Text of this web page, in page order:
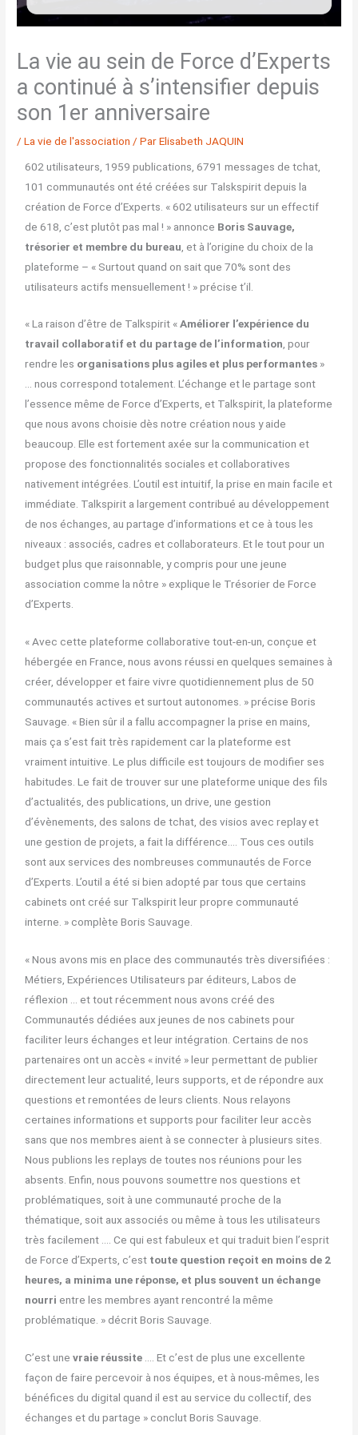
La vie au sein de Force d’Experts
a continué à s’intensifier depuis
son 1er anniversaire
/La vie de l'association / ParElisabeth JAQUIN
602 utilisateurs, 1959 publications, 6791 messages de tchat,
101 communautés ont été créées sur Talskspirit depuis la
création de Force d’Experts. « 602 utilisateurs sur un effectif
de 618, c’est plutôt pas mal ! » annonce Boris Sauvage,
trésorier et membre du bureau , et à l’origine du choix de la
plateforme – « Surtout quand on sait que 70% sont des
utilisateurs actifs mensuellement ! » précise t’il.
« La raison d’être de Talkspirit «Améliorer l’expérience du
travail collaboratif et du partage de l’information, pour
rendre les organisations plus agiles et plus performantes »
… nous correspond totalement. L’échange et le partage sont
l’essence même de Force d’Experts, et Talkspirit, la plateforme
que nous avons choisie dès notre création nous y aide
beaucoup. Elle est fortement axée sur la communication et
propose des fonctionnalités sociales et collaboratives
nativement intégrées. L’outil est intuitif, la prise en main facile et
immédiate. Talkspirit a largement contribué au développement
de nos échanges, au partage d’informations et ce à tous les
niveaux : associés, cadres et collaborateurs. Et le tout pour un
budget plus que raisonnable, y compris pour une jeune
association comme la nôtre » explique le Trésorier de Force
d’Experts.
« Avec cette plateforme collaborative tout-en-un, conçue et
hébergée en France, nous avons réussi en quelques semaines à
créer, développer et faire vivre quotidiennement plus de 50
communautés actives et surtout autonomes. » précise Boris
Sauvage. « Bien sûr il a fallu accompagner la prise en mains,
mais ça s’est fait très rapidement car la plateforme est
vraiment intuitive. Le plus difficile est toujours de modifier ses
habitudes. Le fait de trouver sur une plateforme unique des fils
d’actualités, des publications, un drive, une gestion
d’évènements, des salons de tchat, des visios avec replay et
une gestion de projets, a fait la différence…. Tous ces outils
sont aux services des nombreuses communautés de Force
d’Experts. L’outil a été si bien adopté par tous que certains
cabinets ont créé sur Talkspirit leur propre communauté
interne. » complète Boris Sauvage.
« Nous avons mis en place des communautés très diversifiées :
Métiers, Expériences Utilisateurs par éditeurs, Labos de
réflexion … et tout récemment nous avons créé des
Communautés dédiées aux jeunes de nos cabinets pour
faciliter leurs échanges et leur intégration. Certains de nos
partenaires ont un accès « invité » leur permettant de publier
directement leur actualité, leurs supports, et de répondre aux
questions et remontées de leurs clients. Nous relayons
certaines informations et supports pour faciliter leur accès
sans que nos membres aient à se connecter à plusieurs sites.
Nous publions les replays de toutes nos réunions pour les
absents. Enfin, nous pouvons soumettre nos questions et
problématiques, soit à une communauté proche de la
thématique, soit aux associés ou même à tous les utilisateurs
très facilement …. Ce qui est fabuleux et qui traduit bien l’esprit
de Force d’Experts, c’est toute question reçoit en moins de 2
heures, a minima une réponse, et plus souvent un échange
nourri entre les membres ayant rencontré la même
problématique. » décrit Boris Sauvage.
C’est une vraie réussite …. Et c’est de plus une excellente
façon de faire percevoir à nos équipes, et à nous-mêmes, les
bénéfices du digital quand il est au service du collectif, des
échanges et du partage » conclut Boris Sauvage.